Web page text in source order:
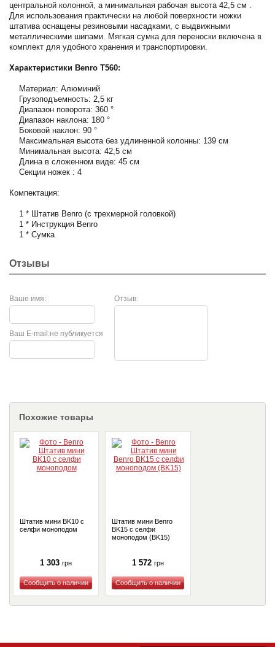
центральной колонной, а минимальная рабочая высота 42,5 см .
Для использования практически на любой поверхности ножки
штатива оснащены резиновыми насадками, с выдвижными
металлическими шипами. Мягкая сумка для переноски включена в
комплект для удобного хранения и транспортировки.
Характеристики Benro T560:
Материал: Алюминий
Грузоподъемность: 2,5 кг
Диапазон поворота: 360 °
Диапазон наклона: 180 °
Боковой наклон: 90 °
Максимальная высота без удлиненной колонны: 139 см
Минимальная высота: 42,5 см
Длина в сложенном виде: 45 см
Секции ножек : 4
Компектация:
1 * Штатив Benro (с трехмерной головкой)
1 * Инструкция Benro
1 * Сумка
Отзывы
Ваше имя: Отзыв:
не публикуется
Ваш E-mail:
Похожие товары
Штатив мини BK10 с
селфи моноподом
1 303 грн
Купить
Штатив мини Benro
BK15 с селфи
моноподом (BK15)
1 572 грн
Купить